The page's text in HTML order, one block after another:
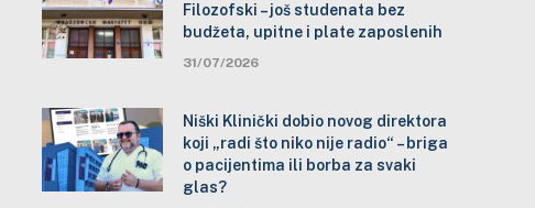
Filozofski – još studenata bez
budžeta, upitne i plate zaposlenih
31/07/2026
Niški Klinički dobio novog direktora
koji „radi što niko nije radio“ – briga
o pacijentima ili borba za svaki
glas?